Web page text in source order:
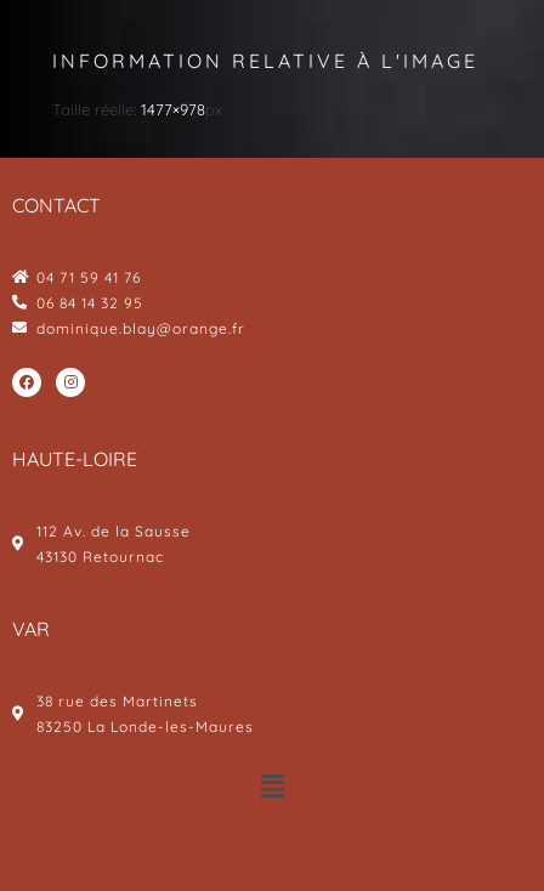
INFORMATION RELATIVE À L'IMAGE
Taille réelle: 1477×978px
CONTACT
04 71 59 41 76
06 84 14 32 95
dominique.blay@orange.fr
HAUTE-LOIRE
112 Av. de la Sausse
43130 Retournac
VAR
38 rue des Martinets
83250 La Londe-les-Maures